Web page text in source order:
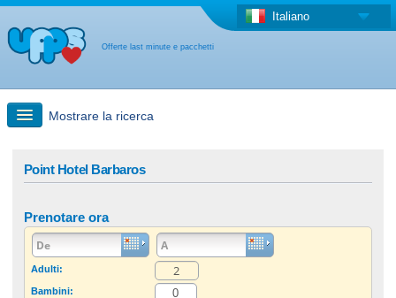
Offerte last minute e pacchetti
Italiano
Mostrare la ricerca
Offerta last minute + Offerta forfettaria
Point Hotel Barbaros
Prenotare ora
Adulti:
Bambini: